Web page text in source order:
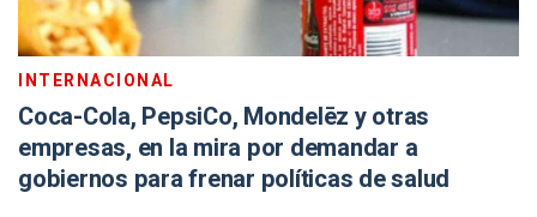
INTERNACIONAL
Coca-Cola, PepsiCo, Mondelēz y otras
empresas, en la mira por demandar a
gobiernos para frenar políticas de salud